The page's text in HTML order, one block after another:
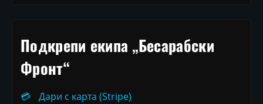
Подкрепи екипа „Бесарабски
Фронт“
💳
Дари с карта (Stripe)